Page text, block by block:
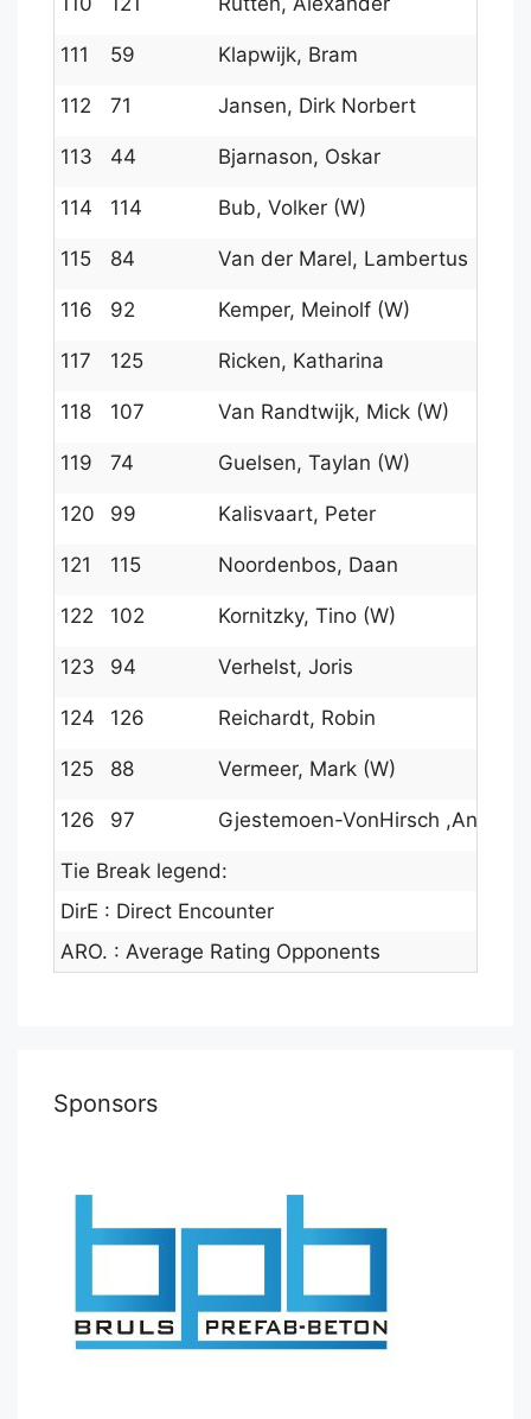
111 59 Klapwijk, Bram
112 71 Jansen, Dirk Norbert
113 44 Bjarnason, Oskar
114 114 Bub, Volker (W)
115 84 Van der Marel, Lambertus
116 92 Kemper, Meinolf (W)
117 125 Ricken, Katharina
118 107 Van Randtwijk, Mick (W)
119 74 Guelsen, Taylan (W)
120 99 Kalisvaart, Peter
121 115 Noordenbos, Daan
122 102 Kornitzky, Tino (W)
123 94 Verhelst, Joris
124 126 Reichardt, Robin
125 88 Vermeer, Mark (W)
126 97 Gjestemoen-VonHirsch ,Andre
Tie Break legend:
DirE : Direct Encounter
ARO. : Average Rating Opponents
Sponsors